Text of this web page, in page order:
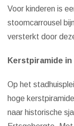
Voor kinderen is
stoomcarrousel
versterkt door
Kerstpiramide in
Op het
hoge
naar historische